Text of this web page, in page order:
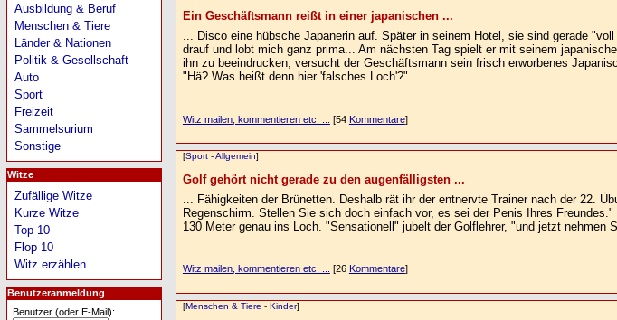
Ein Geschäftsmann reißt in einer japanischen ...
... Disco eine hübsche Japanerin auf. Später in seinem Hotel, sie sind gerade
drauf und lobt mich ganz prima... Am nächsten Tag spielt er mit seinem
ihn zu beeindrucken, versucht der Geschäftsmann sein frisch erworbenes
"Hä? Was heißt denn hier 'falsches Loch'?"
Witz mailen, kommentieren etc. ...
[54 Kommentare]
[Sport-Allgemein]
Golf gehört nicht gerade zu den augenfälligsten ...
... Fähigkeiten der Brünetten. Deshalb rät ihr der entnervte Trainer nach der 22.
Regenschirm. Stellen Sie sich doch einfach vor, es sei der Penis Ihres
130 Meter genau ins Loch. "Sensationell" jubelt der Golflehrer, "und jetzt
Witz mailen, kommentieren etc. ...
[26 Kommentare]
[Menschen & Tiere - Kinder]
Ausbildung & Beruf
Menschen & Tiere
Länder & Nationen
Politik & Gesellschaft
Auto
Sport
Freizeit
Sammelsurium
Sonstige
Witze
Zufällige Witze
Kurze Witze
Top 10
Flop 10
Witz erzählen
Benutzeranmeldung
Benutzer (oder E-Mail):